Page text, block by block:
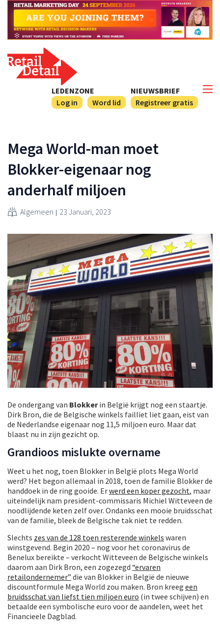
NIEUWSBRIEF
Registreer gratis
LEDENZONE
Log in
Word lid
Mega World-man moet
Blokker-eigenaar nog
anderhalf miljoen
Algemeen 23 Januari, 2023
De ondergang van Blokkerin België krijgt nog een staartje.
Dirk Bron, die de Belgische winkels failliet liet gaan, eist van
de Nederlandse eigenaar nog 11,5 miljoen euro. Maar dat
blaast nu in zijn gezicht op.
Grandioos mislukte overname
Weet u het nog, toen Blokker in België plots Mega World
werd? Het begon allemaal in 2018, toen de familie Blokker de
handdoek in de ring gooide. Erwerd een koper gezocht, maar
uiteindelijk nam president-commissaris Michiel Witteveen de
noodlijdende keten zelf over. Ondanks een mooie bruidsschat
van de familie, bleek de Belgische tak niet te redden.
Slechts zes van de 128 toen resterende winkels waren
winstgevend. Begin 2020 – nog voor het coronavirus de
Benelux bereikte – verkocht Witteveen de Belgische winkels
daarom aan Dirk Bron, een zogezegd “ervaren
retailondernemer” die van Blokker in België de nieuwe
discountformule Mega World zou maken. Bron kreeg een
bruidsschat van liefst tien miljoen euro (in twee schijven) en
betaalde een symbolische euro voor de aandelen, weet het
Financieele Dagblad.